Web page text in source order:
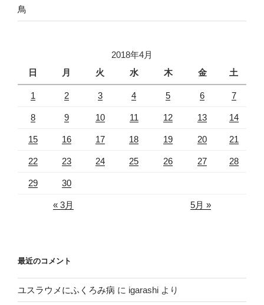
鳥
2018年4月
日
月 火 水 木 金 土
1 2 3 4 5 6 7
8 9 10 11 12 13 14
15 16 17 18 19 20 21
22 23 24 25 26 27 28
29 30
« 3月 5月 »
最近のコメント
ユスラウメにふくろみ病 に igarashi より